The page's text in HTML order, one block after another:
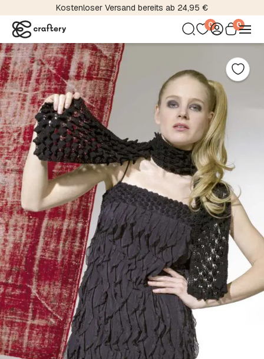
Kostenloser Versand bereits ab 24,95 €
0 0